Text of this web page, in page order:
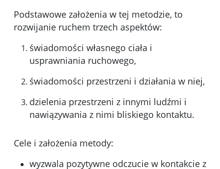
Podstawowe założenia w tej metodzie, to
rozwijanie ruchem trzech aspektów:
świadomości własnego ciała i
usprawniania ruchowego,
świadomości przestrzeni i działania w niej,
dzielenia przestrzeni z innymi ludźmi i
nawiązywania z nimi bliskiego kontaktu.
Cele i założenia metody:
wyzwala pozytywne odczucie w kontakcie z